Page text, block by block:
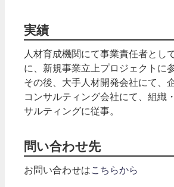
実績
人材育成機関にて事業責任者とし
に、新規事業立上プロジェクトに参
その後、大手人材開発会社にて、
コンサルティング会社にて、組織
サルティングに従事。
問い合わせ先
お問い合わせは こちらから